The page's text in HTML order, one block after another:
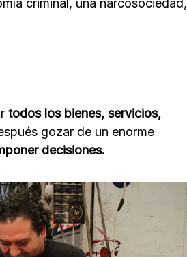
criminal, una narcosociedad,
todos los bienes, servicios,
gozar de un enorme
decisiones.